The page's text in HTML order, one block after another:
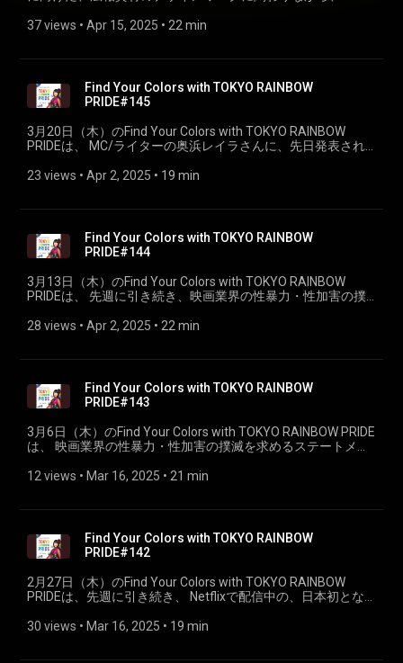
帯、多様な文化に触れられる出版物を取り扱う本屋兼出版レ
37 views • Apr 15, 2025 • 22 min
Find Your Colors with TOKYO RAINBOW
PRIDE#145
3月20日（木）のFind Your Colors with TOKYO RAINBOW
PRIDEは、 MC/ライターの奥浜レイラさんに、先日発表され
介していただきます。
23 views • Apr 2, 2025 • 19 min
Find Your Colors with TOKYO RAINBOW
PRIDE#144
3月13日（木）のFind Your Colors with TOKYO RAINBOW
PRIDEは、 先週に引き続き、映画業界の性暴力・性加害の撲
対する小説家の声明を発表したりと様々活動をされている小
28 views • Apr 2, 2025 • 22 min
Find Your Colors with TOKYO RAINBOW
PRIDE#143
3月6日（木）のFind Your Colors with TOKYO RAINBOW PRIDE
は、 映画業界の性暴力・性加害の撲滅を求めるステートメン
表したりと様々活動をされている小説家の 山内マリコさんお
12 views • Mar 16, 2025 • 21 min
Find Your Colors with TOKYO RAINBOW
PRIDE#142
2月27日（木）のFind Your Colors with TOKYO RAINBOW
PRIDEは、先週に引き続き、 Netflixで配信中の、日本初とな
ド」でも大きな話題になった、 KazutoさんとUsakさんをお迎
30 views • Mar 16, 2025 • 19 min